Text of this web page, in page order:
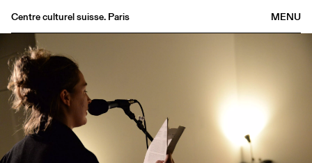
MENU
Centre culturel suisse. Paris
Agenda
Bookshop
Buvette
Archives
Medias
Publications